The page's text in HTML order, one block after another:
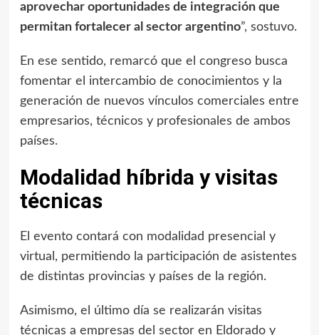
aprovechar oportunidades de integración que
permitan fortalecer al sector argentino”, sostuvo.
En ese sentido, remarcó que el congreso busca
fomentar el intercambio de conocimientos y la
generación de nuevos vínculos comerciales entre
empresarios, técnicos y profesionales de ambos
países.
Modalidad híbrida y visitas
técnicas
El evento contará con modalidad presencial y
virtual, permitiendo la participación de asistentes
de distintas provincias y países de la región.
Asimismo, el último día se realizarán visitas
técnicas a empresas del sector en Eldorado y